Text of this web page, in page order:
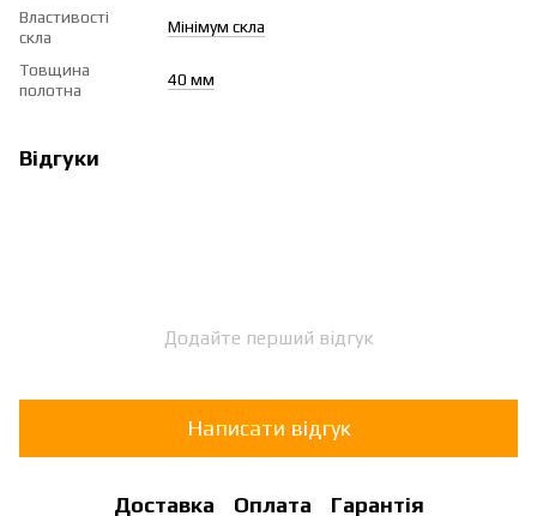
Властивості
скла
Мінімум скла
Товщина
полотна
40 мм
Відгуки
Додайте перший відгук
Написати відгук
Доставка Оплата Гарантія